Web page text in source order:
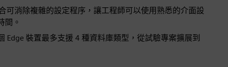
可消除複雜的設定程序，讓工程師可以使用熟悉的介面設
間。
裝置最多支援 4 種資料庫類型，從試驗專案擴展到